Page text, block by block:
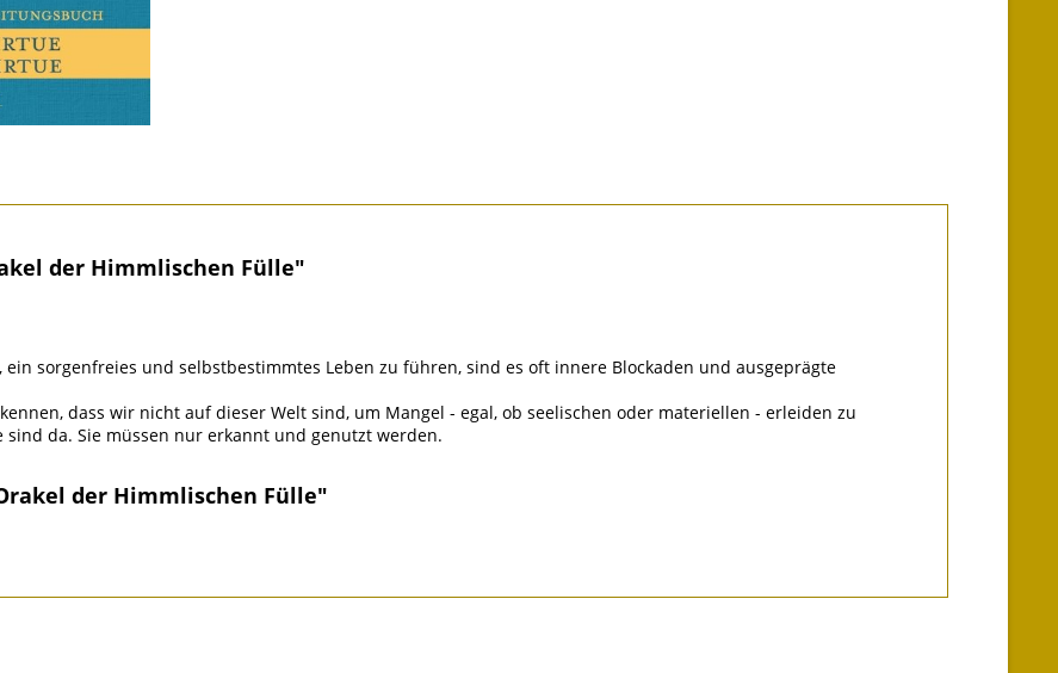
der Himmlischen Fülle"
sorgenfreies und selbstbestimmtes Leben zu führen, sind es oft innere Blockaden und ausgeprägte
dass wir nicht auf dieser Welt sind, um Mangel - egal, ob seelischen oder materiellen - erleiden zu
da. Sie müssen nur erkannt und genutzt werden.
der Himmlischen Fülle"